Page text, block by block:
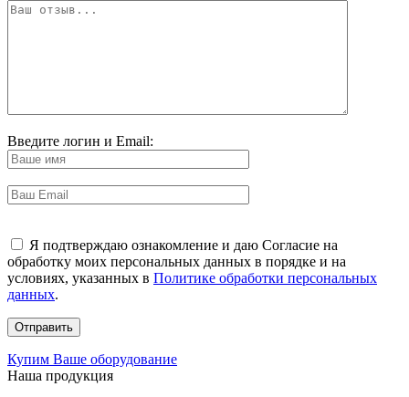
Введите логин и Email:
Я подтверждаю ознакомление и даю Согласие на
обработку моих персональных данных в порядке и на
условиях, указанных в Политике обработки персональных
данных.
Купим Ваше оборудование
Наша продукция